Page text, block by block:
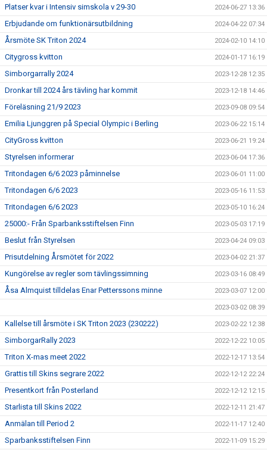
Platser kvar i Intensiv simskola v 29-30 2024-06-27 13:36
Erbjudande om funktionärsutbildning 2024-04-22 07:34
Årsmöte SK Triton 2024 2024-02-10 14:10
Citygross kvitton 2024-01-17 16:19
Simborgarrally 2024 2023-12-28 12:35
Dronkar till 2024 års tävling har kommit 2023-12-18 14:46
Föreläsning 21/9 2023 2023-09-08 09:54
Emilia Ljunggren på Special Olympic i Berling 2023-06-22 15:14
CityGross kvitton 2023-06-21 19:24
Styrelsen informerar 2023-06-04 17:36
Tritondagen 6/6 2023 påminnelse 2023-06-01 11:00
Tritondagen 6/6 2023 2023-05-16 11:53
Tritondagen 6/6 2023 2023-05-10 16:24
25000:- Från Sparbanksstiftelsen Finn 2023-05-03 17:19
Beslut från Styrelsen 2023-04-24 09:03
Prisutdelning Årsmötet för 2022 2023-04-02 21:37
Kungörelse av regler som tävlingssimning 2023-03-16 08:49
Åsa Almquist tilldelas Enar Petterssons minne 2023-03-07 12:00
2023-03-02 08:39
Kallelse till årsmöte i SK Triton 2023 (230222) 2023-02-22 12:38
SimborgarRally 2023 2022-12-22 10:05
Triton X-mas meet 2022 2022-12-17 13:54
Grattis till Skins segrare 2022 2022-12-12 22:24
Presentkort från Posterland 2022-12-12 12:15
Starlista till Skins 2022 2022-12-11 21:47
Anmälan till Period 2 2022-11-17 12:40
Sparbanksstiftelsen Finn 2022-11-09 15:29